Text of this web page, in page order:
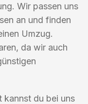
Wir passen uns
an und finden
Umzug.
da wir auch
kannst du bei uns